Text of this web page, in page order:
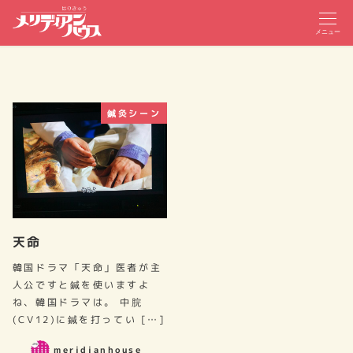
メニュー
鍼灸シーン
天命
韓国ドラマ「天命」医者が主
人公ですと鍼を使いますよ
ね、韓国ドラマは。 中脘
(CV12)に鍼を打ってい […]
meridianhouse